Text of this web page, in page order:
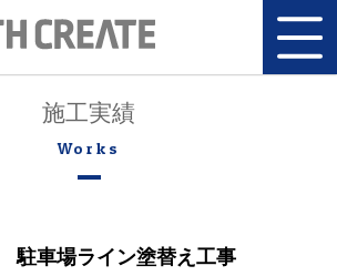
施工実績
車場ライン塗替え工事